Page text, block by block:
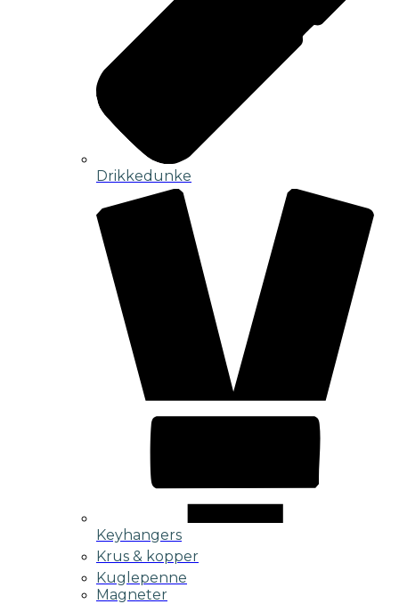
Drikkedunke
Keyhangers
Krus & kopper
Kuglepenne
Magneter